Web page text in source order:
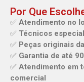
Por Que
✅ Atendimento no
✅ Técnicos
✅ Peças originais
✅ Garantia de até
✅ Atendimento em
comercial